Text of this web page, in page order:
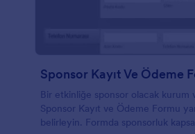
Sponsor Kayıt Ve Ödeme
Bir etkinliğe sponsor olacak kurum
Sponsor Kayıt ve Ödeme Formu
belirleyin. Formda sponsorluk